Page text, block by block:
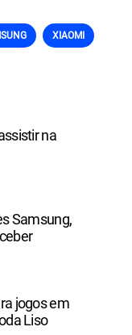
XIAOMI
na
Samsung,
jogos em
Liso